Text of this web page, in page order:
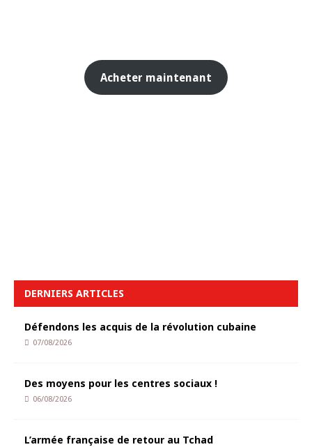
Acheter maintenant
DERNIERS ARTICLES
Défendons les acquis de la révolution cubaine
07/08/2026
Des moyens pour les centres sociaux !
06/08/2026
L’armée française de retour au Tchad